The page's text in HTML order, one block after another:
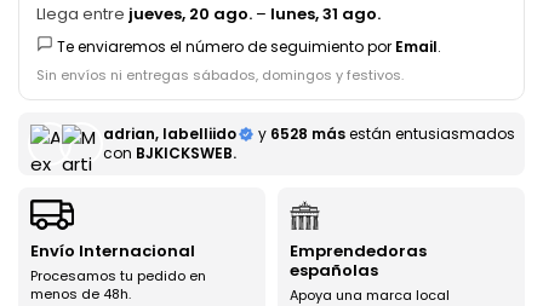
Llega entre jueves, 20 ago. – lunes, 31 ago.
Te enviaremos el número de seguimiento por Email.
Sin envíos ni entregas sábados, domingos y festivos.
adrian, labelliido y 6528 másestán entusiasmados
con BJKICKSWEB.
Envío Internacional
Procesamos tu pedido en
menos de 48h.
Emprendedoras
españolas
Apoya una marca local